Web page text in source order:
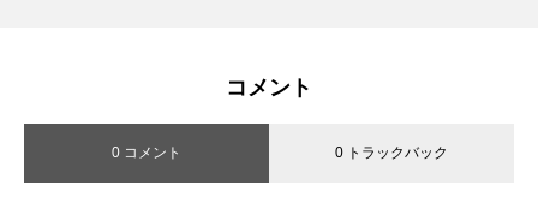
コメント
0 コメント 0 トラックバック